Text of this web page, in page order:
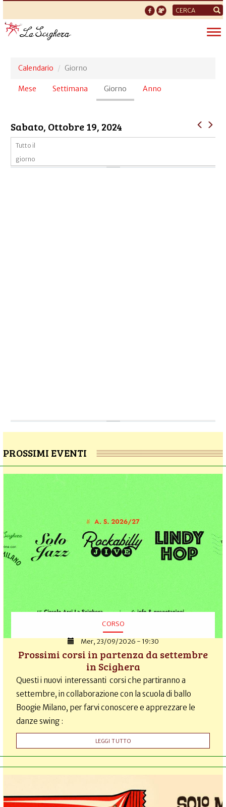
Form
di
ricerca
Calendario Giorno
Schede
Mese Settimana Giorno (scheda
attiva)
Anno
Sabato, Ottobre 19, 2024
Tutto il
giorno
PROSSIMI EVENTI
CORSO
Mer, 23/09/2026 - 19:30
Prossimi corsi in partenza da settembre
in Scighera
Questi i nuovi interessanti corsi che partiranno a
settembre, in collaborazione con la scuola di ballo
Boogie Milano, per farvi conoscere e apprezzare le
danze swing :
LEGGI TUTTO